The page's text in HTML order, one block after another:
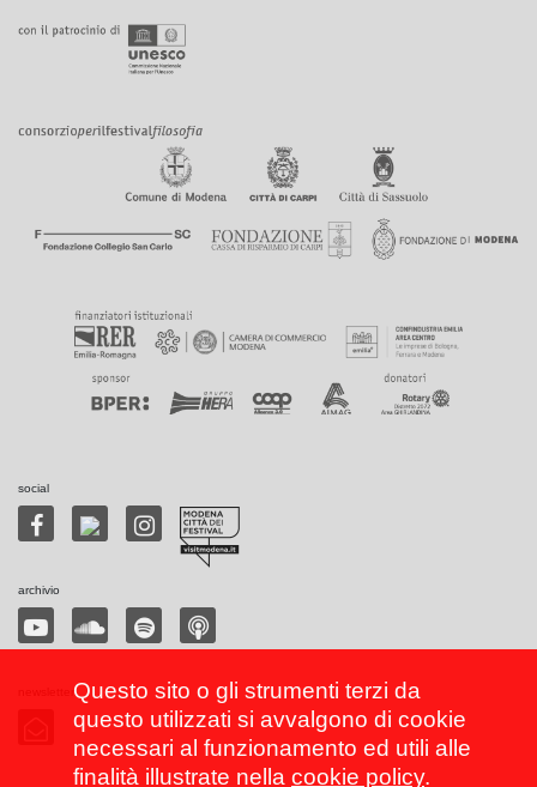
social
archivio
Questo sito o gli strumenti terzi da
questo utilizzati si avvalgono di cookie
necessari al funzionamento ed utili alle
finalità illustrate nella cookie policy.